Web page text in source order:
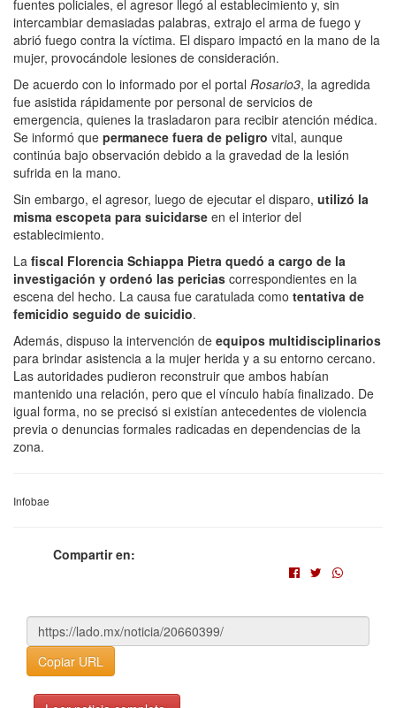
fuentes policiales, el agresor llegó al establecimiento y, sin
intercambiar demasiadas palabras, extrajo el arma de fuego y
abrió fuego contra la víctima. El disparo impactó en la mano de la
mujer, provocándole lesiones de consideración.
De acuerdo con lo informado por el portal Rosario3, la agredida
fue asistida rápidamente por personal de servicios de
emergencia, quienes la trasladaron para recibir atención médica.
Se informó que permanece fuera de peligro vital, aunque
continúa bajo observación debido a la gravedad de la lesión
sufrida en la mano.
Sin embargo, el agresor, luego de ejecutar el disparo, utilizó la
misma escopeta para suicidarse en el interior del
establecimiento.
La fiscal Florencia Schiappa Pietra quedó a cargo de la
investigación y ordenó las pericias correspondientes en la
escena del hecho. La causa fue caratulada como tentativa de
femicidio seguido de suicidio.
Además, dispuso la intervención de equipos multidisciplinarios
para brindar asistencia a la mujer herida y a su entorno cercano.
Las autoridades pudieron reconstruir que ambos habían
mantenido una relación, pero que el vínculo había finalizado. De
igual forma, no se precisó si existían antecedentes de violencia
previa o denuncias formales radicadas en dependencias de la
zona.
Infobae
Compartir en:
Copiar URL